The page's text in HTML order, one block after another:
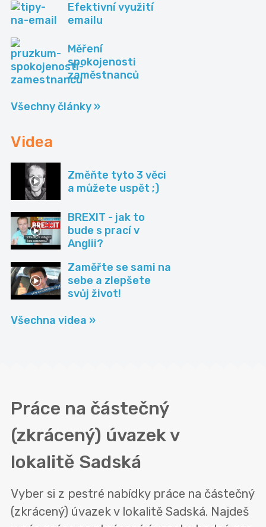
Efektivní využití
emailu
Měření
spokojenosti
zaměstnanců
Všechny články »
Videa
Změňte tyto 3 věci
a můžete uspět ;)
BREXIT - jak to
bude s prací v
Anglii?
Zaměřte se sami na
sebe a zlepšete
svůj život!
Všechna videa »
Práce na částečný
(zkrácený) úvazek v
lokalitě Sadská
Vyber si z pestré nabídky práce na částečný
(zkrácený) úvazek v lokalitě Sadská. Najdeš